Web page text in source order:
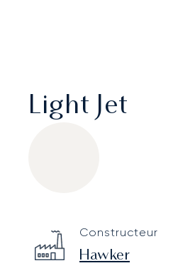
Light Jet
Technical specifications
Constructeur
Hawker